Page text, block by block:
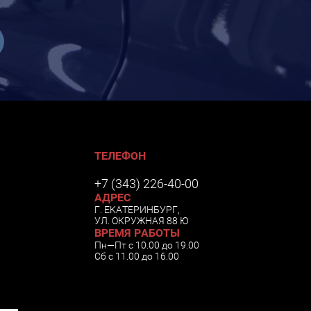
ТЕЛЕФОН
+7 (343) 226-40-00
АДРЕС
Г. ЕКАТЕРИНБУРГ,
УЛ. ОКРУЖНАЯ 88 Ю
ВРЕМЯ РАБОТЫ
Пн—Пт с 10.00 до 19.00
Сб с 11.00 до 16.00